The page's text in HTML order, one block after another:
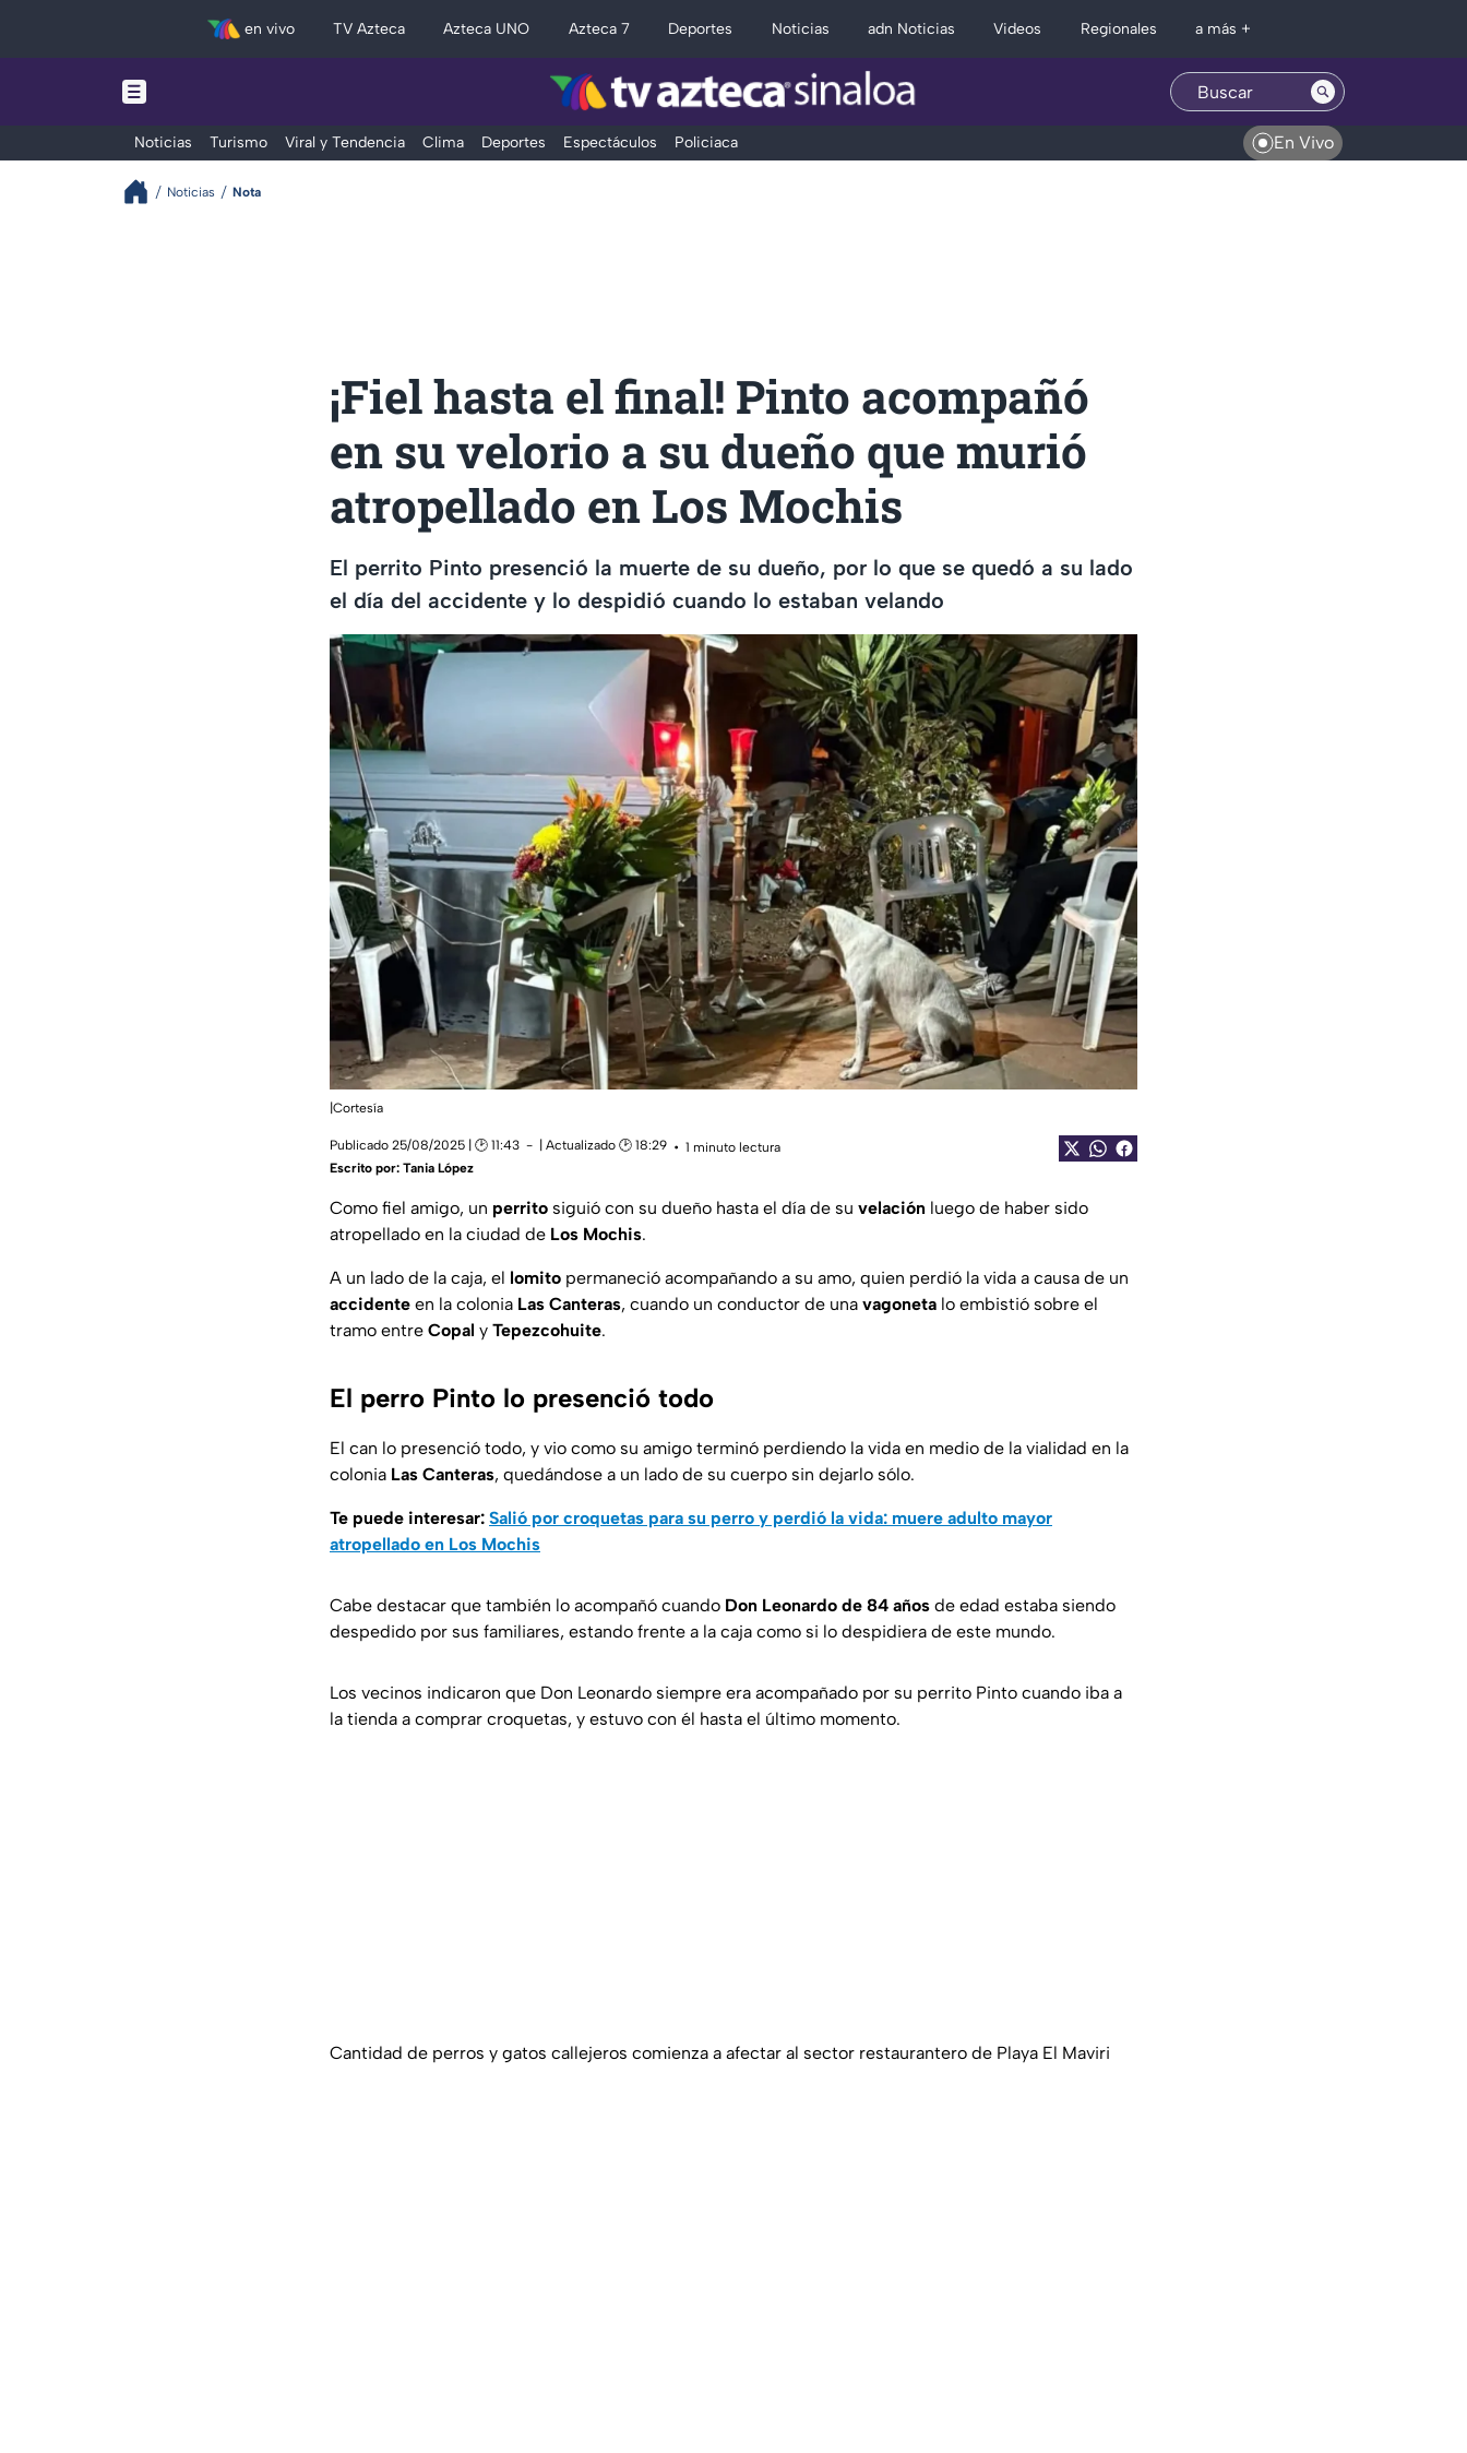
en vivo TV Azteca Azteca UNO Azteca 7 Deportes Noticias adn Noticias Videos Regionales a más +
Noticias Turismo Viral y Tendencia Clima Deportes Espectáculos Policiaca En Vivo
Noticias Nota
¡Fiel hasta el final! Pinto acompañó
en su velorio a su dueño que murió
atropellado en Los Mochis
El perrito Pinto presenció la muerte de su dueño, por lo que se quedó a su lado
el día del accidente y lo despidió cuando lo estaban velando
|Cortesía
Publicado 25/08/2025 | 🕑 11:43 | Actualizado 🕑 18:29
1 minuto lectura
Escrito por: Tania López
Como fiel amigo, un perrito siguió con su dueño hasta el día de su velación luego de haber sido
atropellado en la ciudad de Los Mochis.
A un lado de la caja, el lomito permaneció acompañando a su amo, quien perdió la vida a causa de un
accidente en la colonia Las Canteras, cuando un conductor de una vagoneta lo embistió sobre el
tramo entre Copal y Tepezcohuite.
El perro Pinto lo presenció todo
El can lo presenció todo, y vio como su amigo terminó perdiendo la vida en medio de la vialidad en la
colonia Las Canteras, quedándose a un lado de su cuerpo sin dejarlo sólo.
Te puede interesar: Salió por croquetas para su perro y perdió la vida: muere adulto mayor
atropellado en Los Mochis
Cabe destacar que también lo acompañó cuando Don Leonardo de 84 años de edad estaba siendo
despedido por sus familiares, estando frente a la caja como si lo despidiera de este mundo.
Los vecinos indicaron que Don Leonardo siempre era acompañado por su perrito Pinto cuando iba a
la tienda a comprar croquetas, y estuvo con él hasta el último momento.
Cantidad de perros y gatos callejeros comienza a afectar al sector restaurantero de Playa El Maviri